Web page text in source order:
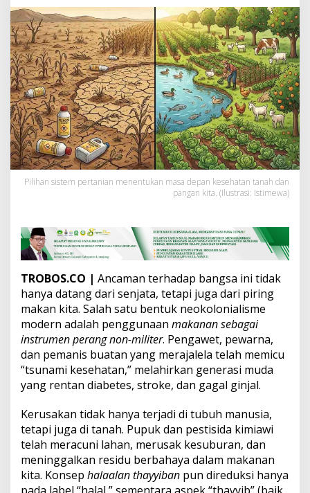
J
i
h
a
d
E
r
a
M
o
d
e
r
n
:
g
u
n
d
a
u
l
a
t
a
n
n
g
a
n
d
e
Pilihan sistem pertanian menentukan masa depan kesehatan tanah dan
pangan kita. (Ilustrasi: Istimewa)
TROBOS.CO | Ancaman terhadap bangsa ini tidak
hanya datang dari senjata, tetapi juga dari piring
makan kita. Salah satu bentuk neokolonialisme
modern adalah penggunaan makanan sebagai
instrumen perang non-militer. Pengawet, pewarna,
dan pemanis buatan yang merajalela telah memicu
“tsunami kesehatan,” melahirkan generasi muda
yang rentan diabetes, stroke, dan gagal ginjal.
Kerusakan tidak hanya terjadi di tubuh manusia,
tetapi juga di tanah. Pupuk dan pestisida kimiawi
telah meracuni lahan, merusak kesuburan, dan
meninggalkan residu berbahaya dalam makanan
kita. Konsep halaalan thayyiban pun direduksi hanya